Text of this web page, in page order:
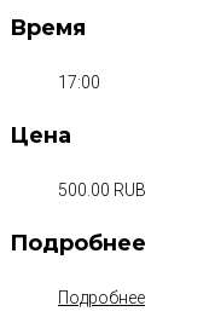
Время
17:00
Цена
500.00 RUB
Подробнее
Подробнее